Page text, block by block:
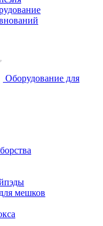
Оборудование для
мешков